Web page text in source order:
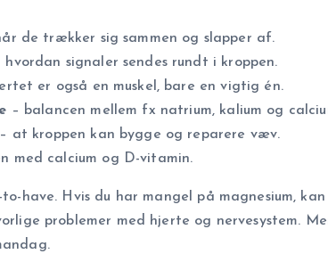
de trækker sig sammen og slapper af.
hvordan signaler sendes rundt i kroppen.
er også en muskel, bare en vigtig én.
– balancen mellem fx natrium, kalium og
– at kroppen kan bygge og reparere væv.
med calcium og D-vitamin.
have. Hvis du har mangel på magnesium,
problemer med hjerte og nervesystem.